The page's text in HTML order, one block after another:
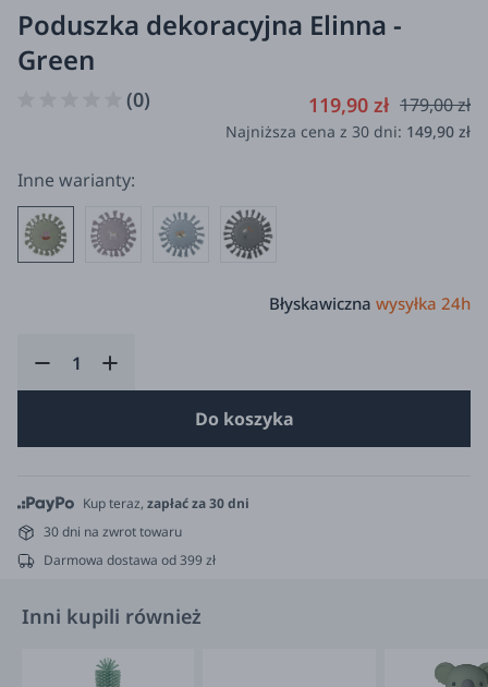
Poduszka dekoracyjna Elinna -
Green
(0) 119,90 zł 179,00 zł
Najniższa cena z 30 dni: 149,90 zł
Inne warianty:
Błyskawiczna wysyłka 24h
Do koszyka
Kup teraz, zapłać za 30 dni
30 dni na zwrot towaru
Darmowa dostawa od 399 zł
Inni kupili również